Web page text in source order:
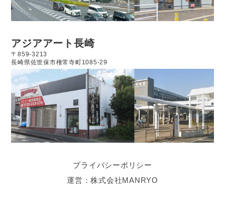
アジアアート長崎
〒859-3213
長崎県佐世保市権常寺町1085-29
プライバシーポリシー
運営：株式会社MANRYO